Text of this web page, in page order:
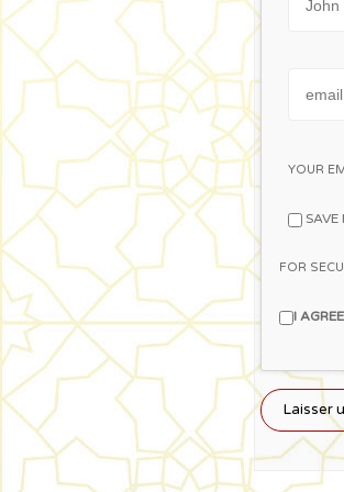
YOUR
SAVE
FOR
I
A Propos